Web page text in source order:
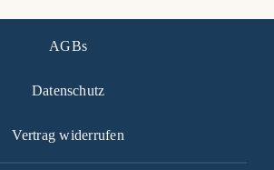
AGBs
Datenschutz
Vertrag widerrufen